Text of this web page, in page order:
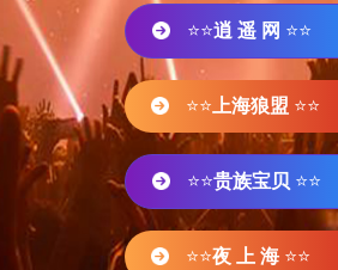
⭐⭐逍 遥 网 ⭐⭐
⭐⭐ 上海狼盟 ⭐⭐
⭐⭐贵族宝贝 ⭐⭐
⭐⭐夜 上 海 ⭐⭐